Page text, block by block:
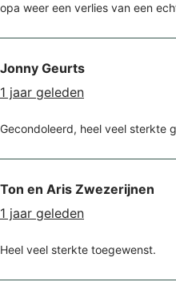
opa weer een verlies van een
Jonny Geurts
1 jaar geleden
Gecondoleerd, heel veel sterkte
Ton en Aris Zwezerijnen
1 jaar geleden
Heel veel sterkte toegewenst.